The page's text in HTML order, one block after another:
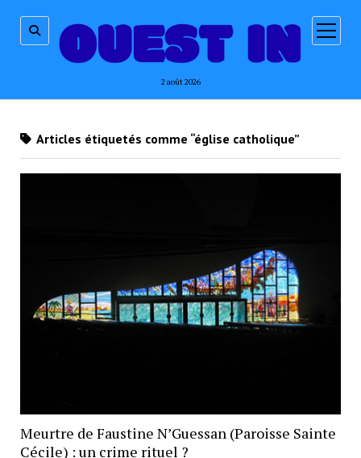
2 août 2026
ouvrir
menu
Articles étiquetés comme “église catholique”
Meurtre de Faustine N’Guessan (Paroisse Sainte
Cécile) : un crime rituel ?